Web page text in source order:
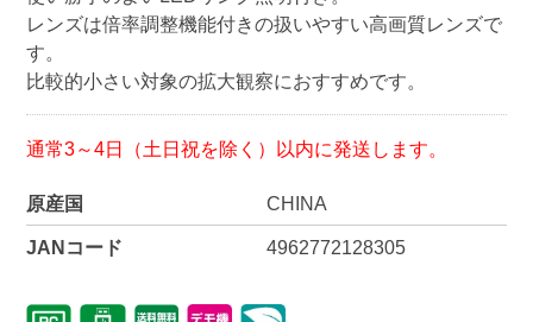
レンズは倍率調整機能付きの扱いやすい高画質レンズで
す。
比較的小さい対象の拡大観察におすすめです。
通常3～4日（土日祝を除く）以内に発送します。
原産国 CHINA
JANコード 4962772128305